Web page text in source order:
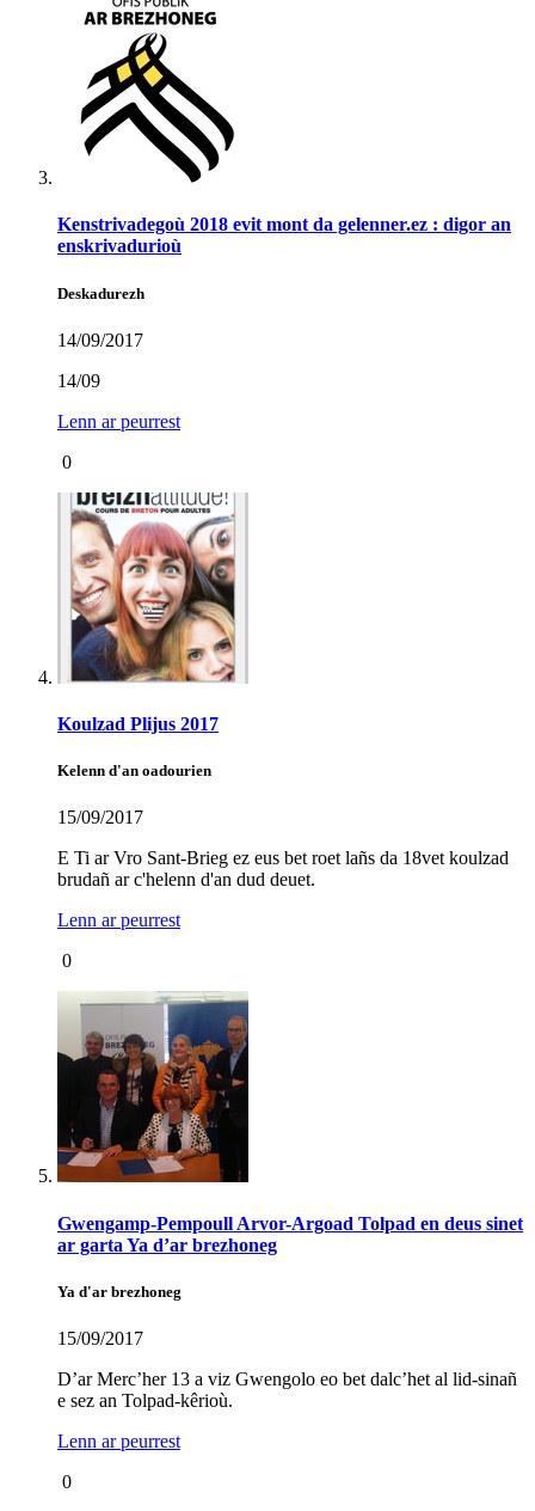
Kenstrivadegoù 2018 evit mont da gelenner.ez : digor an
enskrivadurioù
Deskadurezh
14/09/2017
14/09
Lenn ar peurrest
0
Koulzad Plijus 2017
Kelenn d'an oadourien
15/09/2017
E Ti ar Vro Sant-Brieg ez eus bet roet lañs da 18vet koulzad
brudañ ar c'helenn d'an dud deuet.
Lenn ar peurrest
0
Gwengamp-Pempoull Arvor-Argoad Tolpad en deus sinet
ar garta Ya d’ar brezhoneg
Ya d'ar brezhoneg
15/09/2017
D’ar Merc’her 13 a viz Gwengolo eo bet dalc’het al lid-sinañ
e sez an Tolpad-kêrioù.
Lenn ar peurrest
0